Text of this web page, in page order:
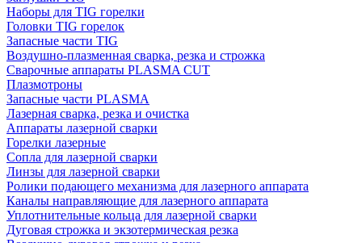
Наборы для TIG горелки
Головки TIG горелок
Запасные части TIG
Воздушно-плазменная сварка, резка и строжка
Сварочные аппараты PLASMA CUT
Плазмотроны
Запасные части PLASMA
Лазерная сварка, резка и очистка
Аппараты лазерной сварки
Горелки лазерные
Сопла для лазерной сварки
Линзы для лазерной сварки
Ролики подающего механизма для лазерного аппарата
Каналы направляющие для лазерного аппарата
Уплотнительные кольца для лазерной сварки
Дуговая строжка и экзотермическая резка